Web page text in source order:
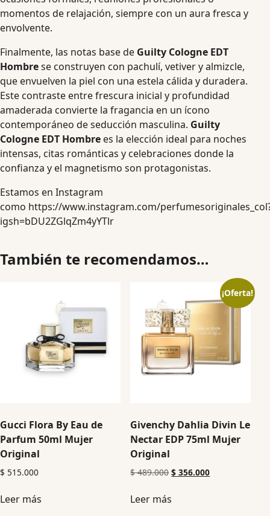
momentos de relajación, siempre con un aura fresca y
envolvente.
Finalmente, las notas base de Guilty Cologne EDT
Hombrese construyen con pachulí, vetiver y almizcle,
que envuelven la piel con una estela cálida y duradera.
Este contraste entre frescura inicial y profundidad
amaderada convierte la fragancia en un ícono
contemporáneo de seducción masculina. Guilty
Cologne EDT Hombre es la elección ideal para noches
intensas, citas románticas y celebraciones donde la
confianza y el magnetismo son protagonistas.
Estamos en Instagram
como https://www.instagram.com/
igsh=bDU2ZGlqZm4yYTlr
También te recomendamos…
Gucci Flora By Eau de
Parfum 50ml Mujer
Original
$ 515.000
Leer más
¡Oferta!
Givenchy Dahlia Divin Le
Nectar EDP 75ml Mujer
Original
$489.000 $ 356.000
Leer más